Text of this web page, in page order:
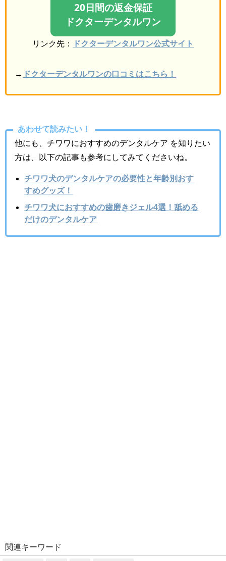
20日間の返金保証
ドクターデンタルワン
リンク先： ドクターデンタルワン公式サイト
→ ドクターデンタルワンの口コミはこちら！
あわせて読みたい！
他にも、チワワにおすすめのデンタルケア を知りたい
方は、以下の記事も参考にしてみてくださいね。
チワワ犬のデンタルケアの必要性と年齢別おす
すめグッズ！
チワワ犬におすすめの歯磨きジェル4選！舐める
だけのデンタルケア
関連キーワード